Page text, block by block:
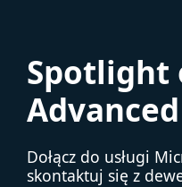
Spotlight
Dołącz do usługi
skontaktuj się z